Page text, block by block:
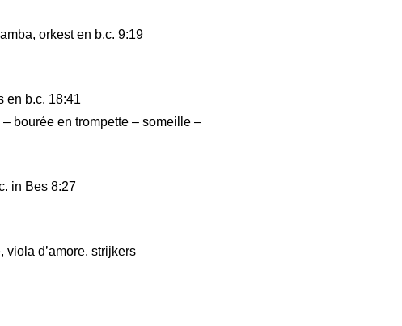
orkest en b.c. 9:19
en b.c. 18:41
bourée en trompette – someille –
in Bes 8:27
viola d’amore. strijkers